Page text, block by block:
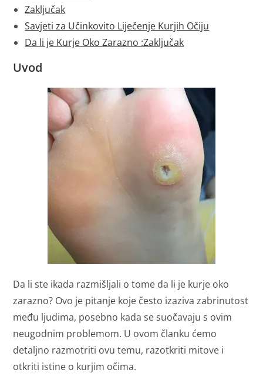
Zaključak
Savjeti za Učinkovito Liječenje Kurjih Očiju
Da li je Kurje Oko Zarazno :Zaključak
Uvod
Da li ste ikada razmišljali o tome da li je kurje oko
zarazno? Ovo je pitanje koje često izaziva zabrinutost
među ljudima, posebno kada se suočavaju s ovim
neugodnim problemom. U ovom članku ćemo
detaljno razmotriti ovu temu, razotkriti mitove i
otkriti istine o kurjim očima.